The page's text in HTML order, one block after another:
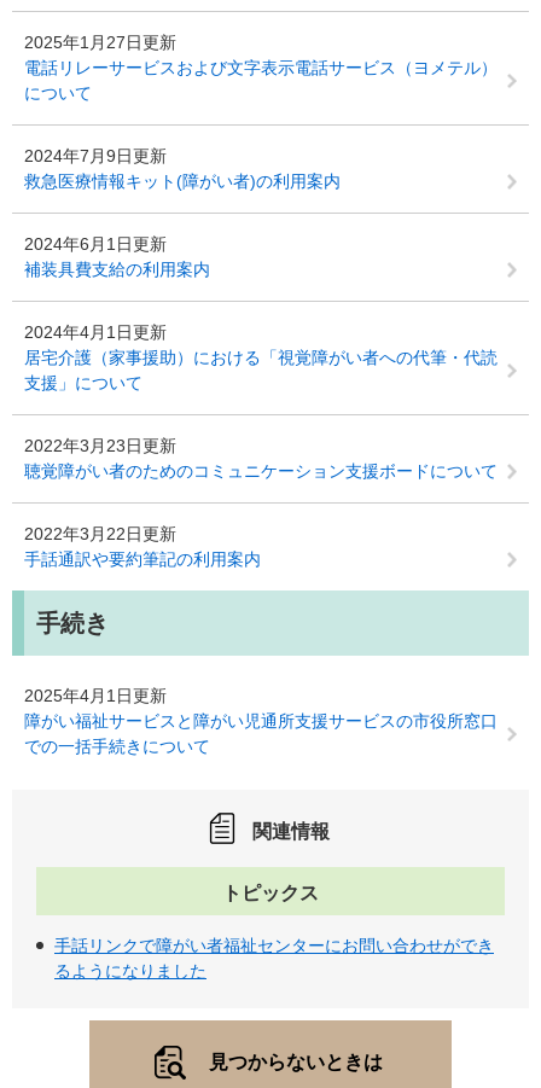
2025年1月27日更新
電話リレーサービスおよび文字表示電話サービス（ヨメテル）
について
2024年7月9日更新
救急医療情報キット(障がい者)の利用案内
2024年6月1日更新
補装具費支給の利用案内
2024年4月1日更新
居宅介護（家事援助）における「視覚障がい者への代筆・代読
支援」について
2022年3月23日更新
聴覚障がい者のためのコミュニケーション支援ボードについて
2022年3月22日更新
手話通訳や要約筆記の利用案内
手続き
2025年4月1日更新
障がい福祉サービスと障がい児通所支援サービスの市役所窓口
での一括手続きについて
関連情報
トピックス
手話リンクで障がい者福祉センターにお問い合わせができ
るようになりました
見つからないときは